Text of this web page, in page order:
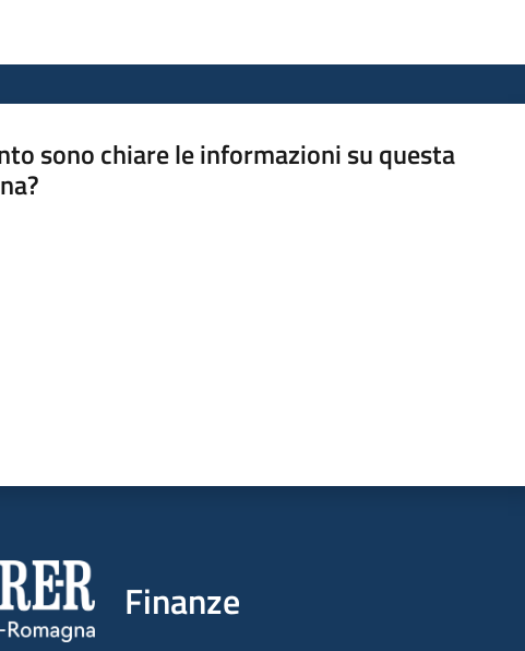
sono chiare le informazioni su questa
Finanze